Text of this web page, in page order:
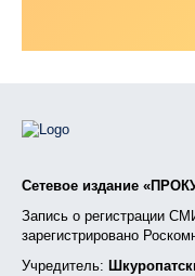
Сетевое издание
Запись о регистрации
зарегистрировано
Учредитель: